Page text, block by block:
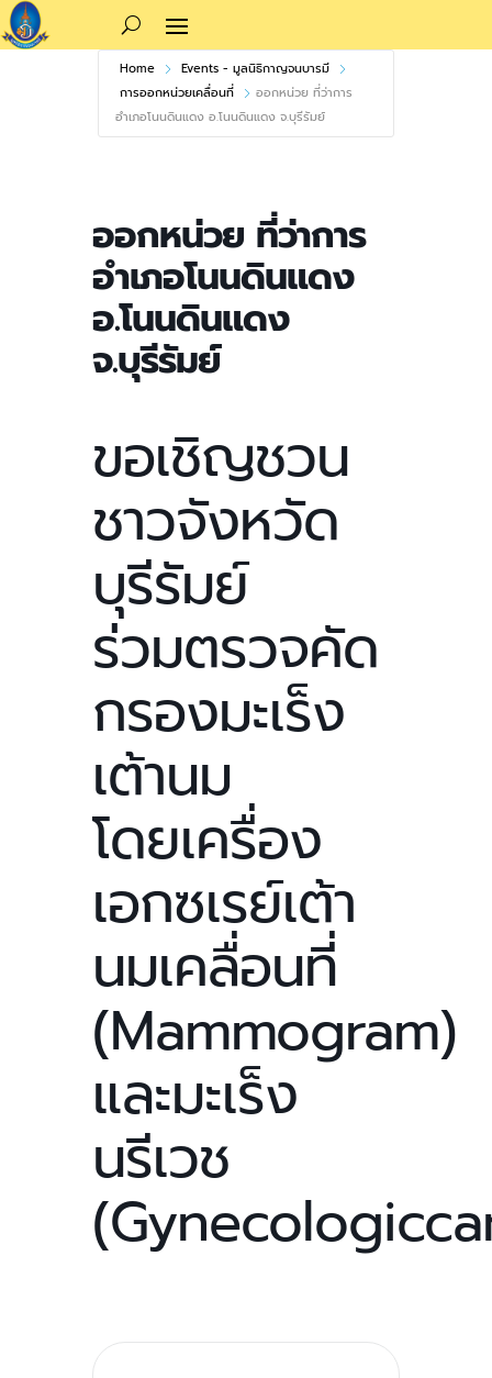
Home
Events - มูลนิธิกาญจนบารมี
การออกหน่วยเคลื่อนที่
ออกหน่วย ที่ว่าการ
อำเภอโนนดินแดง อ.โนนดินแดง จ.บุรีรัมย์
ออกหน่วย ที่ว่าการ
อำเภอโนนดินแดง
อ.โนนดินแดง
จ.บุรีรัมย์
ขอเชิญชวน
ชาวจังหวัด
บุรีรัมย์
ร่วมตรวจคัด
กรองมะเร็ง
เต้านม
โดยเครื่อง
เอกซเรย์เต้า
นมเคลื่อนที่
(Mammogram)
และมะเร็ง
นรีเวช